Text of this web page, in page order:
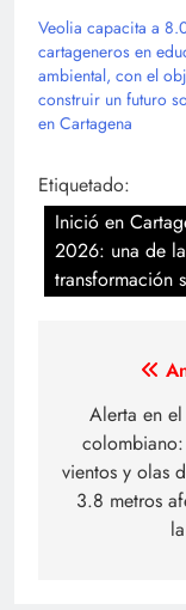
Veolia capacita a
cartageneros en
ambiental, con el
construir un futuro
en Cartagena
Etiquetado:
Inició en
2026: una de
transformación
de
entradas
Alerta en
vientos y olas
3.8 metros